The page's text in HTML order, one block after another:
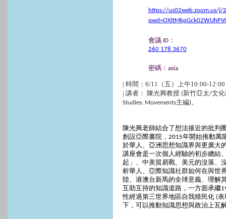
https://us02web.zoom.us/j/
會議 ID：
260 178 3670
密碼：asia
| 時間：6/11（五）上午10:00-12:00
| 講者：
陳光興教授 (新竹亞太/文
Studies: Movements主編)。
陳光興老師結合了想法接近的批判
創設亞際書院，2015年開始推動萬
於華人、亞洲思想知識界與更廣大
講座會是一次個人經驗的初步總結
起」、中美貿易戰、美元的沒落、
析華人、亞際知識社群如何在與世
陸、港澳台新馬的全球意義、 理解
互助互持的知識道路， 一方面承繼
性經過第三世界地區自我殖民化 (
下，可以推動知識思想與政治上瓦